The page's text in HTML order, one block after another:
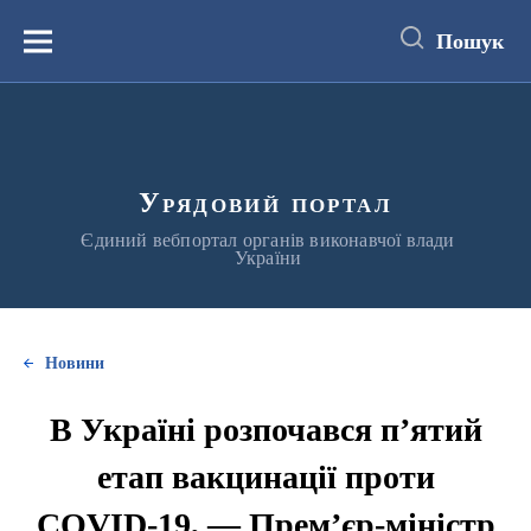
вмістуМеню Пошук
Урядовий портал
Єдиний вебпортал органів виконавчої влади
України
Новини
В Україні розпочався п’ятий
етап вакцинації проти